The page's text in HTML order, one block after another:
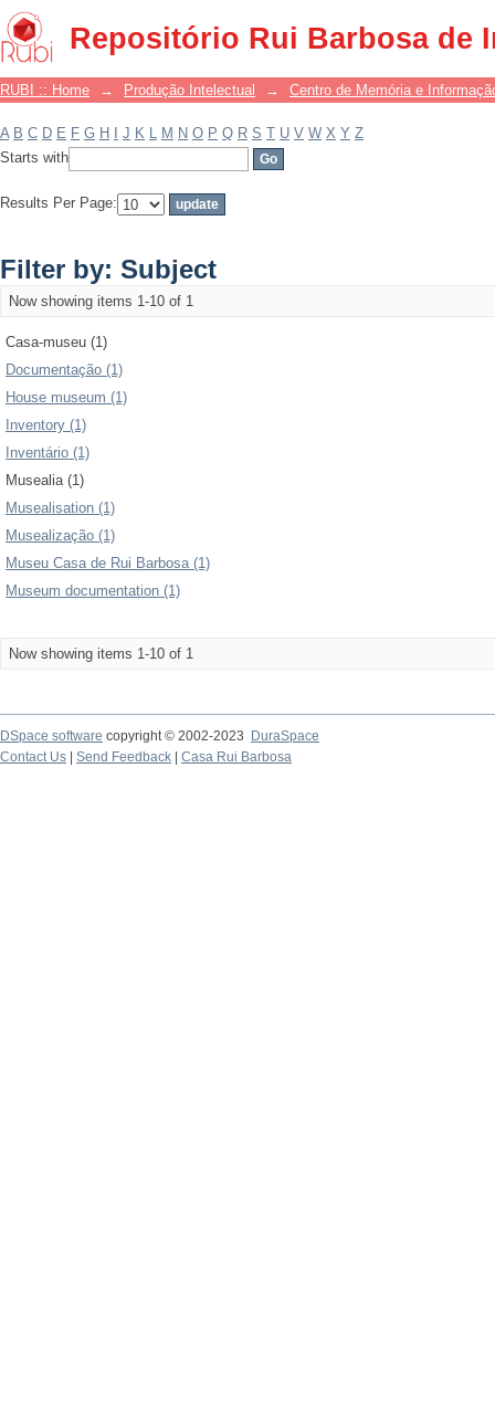
Repositório Rui Barbosa de
Filter by: Subject
RUBI :: Home → Produção Intelectual → Centro de Memória e
A B C D E F G H J K L M N O P Q R S T U V W X Y Z
Starts with
Results Per Page:
Filter by: Subject
Now showing items 1-10 of 1
Casa-museu (1)
Documentação (1)
House museum (1)
Inventory (1)
Inventário (1)
Musealia (1)
Musealisation (1)
Musealização (1)
Museu Casa de Rui Barbosa (1)
Museum documentation (1)
Now showing items 1-10 of 1
DSpace software copyright © 2002-2023
DuraSpace
Contact Us
Send Feedback Casa Rui Barbosa